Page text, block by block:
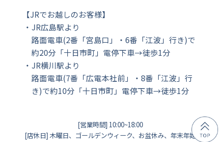
【JRでお越しのお客様】
JR広島駅より
路面電車(2番「宮島口」・6番「江波」行き)で
約20分「十日市町」電停下車→徒歩1分
JR横川駅より
路面電車(7番「広電本社前」・8番「江波」行
き)で約10分「十日市町」電停下車→徒歩1分
[営業時間] 10:00~18:00
[店休日] 木曜日、ゴールデンウィーク、お盆休み、年末年始